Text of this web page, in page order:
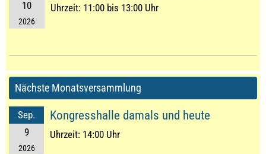
10
2026
Uhrzeit: 11:00 bis 13:00 Uhr
Nächste Monatsversammlung
Sep.
9
2026
Kongresshalle damals und heute
Uhrzeit: 14:00 Uhr